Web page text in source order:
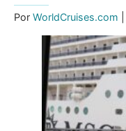
Por WorldCruises.com